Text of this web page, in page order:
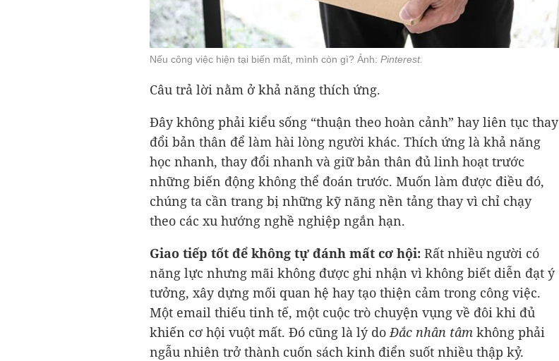
Nếu công việc hiện tại biến mất, mình còn gì? Ảnh: Pinterest.
Câu trả lời nằm ở khả năng thích ứng.
Đây không phải kiểu sống “thuận theo hoàn cảnh” hay liên tục thay
đổi bản thân để làm hài lòng người khác. Thích ứng là khả năng
học nhanh, thay đổi nhanh và giữ bản thân đủ linh hoạt trước
những biến động không thể đoán trước. Muốn làm được điều đó,
chúng ta cần trang bị những kỹ năng nền tảng thay vì chỉ chạy
theo các xu hướng nghề nghiệp ngắn hạn.
Giao tiếp tốt để không tự đánh mất cơ hội: Rất nhiều người có
năng lực nhưng mãi không được ghi nhận vì không biết diễn đạt ý
tưởng, xây dựng mối quan hệ hay tạo thiện cảm trong công việc.
Một email thiếu tinh tế, một cuộc trò chuyện vụng về đôi khi đủ
khiến cơ hội vuột mất. Đó cũng là lý doĐắc nhân tâm không phải
ngẫu nhiên trở thành cuốn sách kinh điển suốt nhiều thập kỷ.